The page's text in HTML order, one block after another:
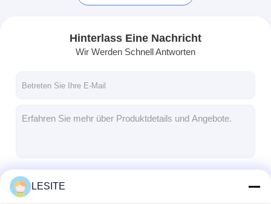
Hinterlass Eine Nachricht
Wir Werden Schnell Antworten
LESITE